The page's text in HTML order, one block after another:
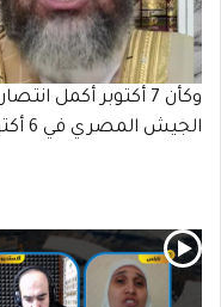
وكأن 7 أكتوبر أكمل انتصار
الجيش المصري في 6 أكتوبر